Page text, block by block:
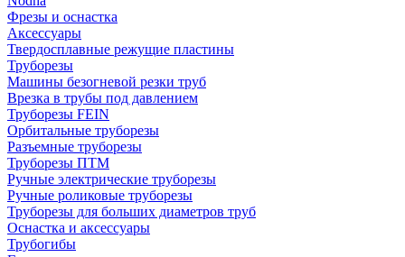
Фрезы и оснастка
Аксессуары
Твердосплавные режущие пластины
Труборезы
Машины безогневой резки труб
Врезка в трубы под давлением
Труборезы FEIN
Орбитальные труборезы
Разъемные труборезы
Труборезы ПТМ
Ручные электрические труборезы
Ручные роликовые труборезы
Труборезы для больших диаметров труб
Оснастка и аксессуары
Трубогибы